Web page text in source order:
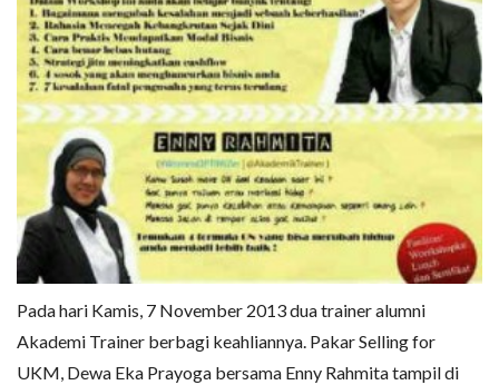
Pada hari Kamis, 7 November 2013 dua trainer alumni
Akademi Trainer berbagi keahliannya. Pakar Selling for
UKM, Dewa Eka Prayoga bersama Enny Rahmita tampil di